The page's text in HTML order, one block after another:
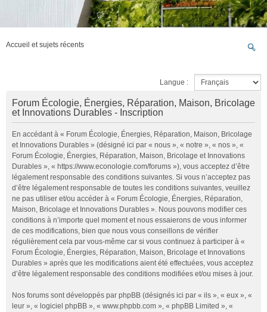
Accueil et sujets récents
Langue :
Forum Écologie, Énergies, Réparation, Maison, Bricolage
et Innovations Durables - Inscription
En accédant à « Forum Écologie, Énergies, Réparation, Maison, Bricolage
et Innovations Durables » (désigné ici par « nous », « notre », « nos », «
Forum Écologie, Énergies, Réparation, Maison, Bricolage et Innovations
Durables », « https://www.econologie.com/forums »), vous acceptez d’être
légalement responsable des conditions suivantes. Si vous n’acceptez pas
d’être légalement responsable de toutes les conditions suivantes, veuillez
ne pas utiliser et/ou accéder à « Forum Écologie, Énergies, Réparation,
Maison, Bricolage et Innovations Durables ». Nous pouvons modifier ces
conditions à n’importe quel moment et nous essaierons de vous informer
de ces modifications, bien que nous vous conseillons de vérifier
régulièrement cela par vous-même car si vous continuez à participer à «
Forum Écologie, Énergies, Réparation, Maison, Bricolage et Innovations
Durables » après que les modifications aient été effectuées, vous acceptez
d’être légalement responsable des conditions modifiées et/ou mises à jour.
Nos forums sont développés par phpBB (désignés ici par « ils », « eux », «
leur », « logiciel phpBB », « www.phpbb.com », « phpBB Limited », «